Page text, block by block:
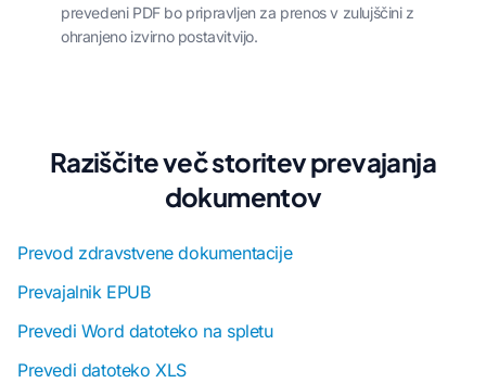
prevedeni PDF bo pripravljen za prenos v zulujščini z
ohranjeno izvirno postavitvijo.
Raziščite več storitev prevajanja
dokumentov
Prevod zdravstvene dokumentacije
Prevajalnik EPUB
Prevedi Word datoteko na spletu
Prevedi datoteko XLS